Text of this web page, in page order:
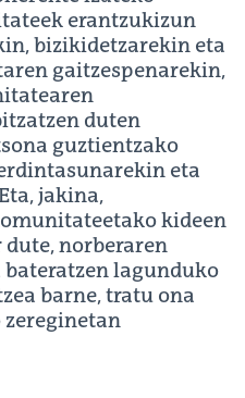
erantzukizun
bizikidetzarekin eta
gaitzespenarekin,
duten
guztientzako
eta
jakina,
kideen
dute, norberaren
lagunduko
barne, tratu ona
zereginetan